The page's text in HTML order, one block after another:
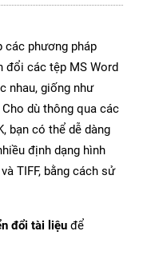
các phương pháp
đổi các tệp MS Word
nhau, giống như
dù thông qua các
bạn có thể dễ dàng
định dạng hình
TIFF, bằng cách sử
đổi tài liệu để